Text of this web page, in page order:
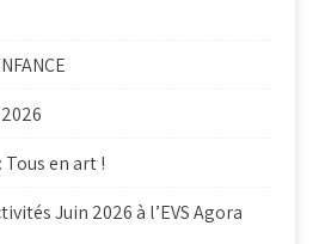
en art !
Juin 2026 à l’EVS Agora